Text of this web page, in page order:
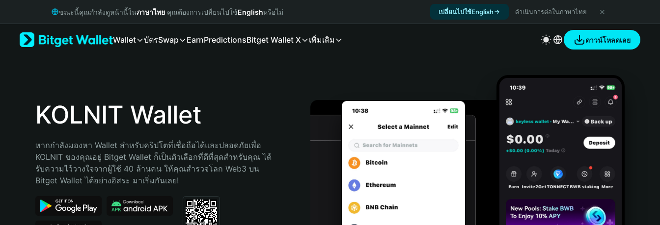
Русский
Bahasa Indonesia
Português (Brasil)
ขณะนี้คุณกำลังดูหน้านี้ในภาษาไทย คุณต้องการเปลี่ยนไปใช้Englishหรือไม่ เปลี่ยนไปใช้English ดำเนินการต่อในภาษาไทย
Wallet บัตรSwap EarnPredictionsBitget Wallet X เพิ่มเติม ดาวน์โหลดเลย
KOLNIT Wallet
หากกำลังมองหา Wallet สำหรับคริปโตที่เชื่อถือได้และปลอดภัยเพื่อ
KOLNIT ของคุณอยู่ Bitget Wallet ก็เป็นตัวเลือกที่ดีที่สุดสำหรับคุณ ได้
รับความไว้วางใจจากผู้ใช้ 40 ล้านคน ให้คุณสำรวจโลก Web3 บน
Bitget Wallet ได้อย่างอิสระ มาเริ่มกันเลย!